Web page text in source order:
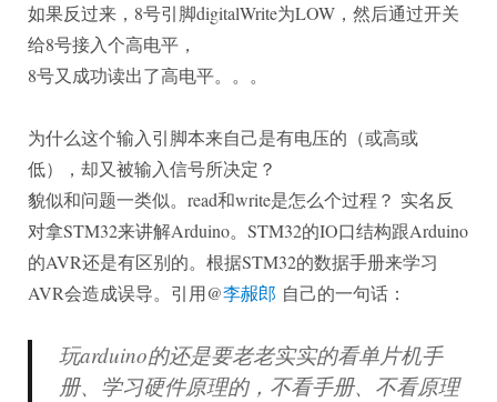
如果反过来，8号引脚digitalWrite为LOW，然后通过开关
给8号接入个高电平，
8号又成功读出了高电平。。。
为什么这个输入引脚本来自己是有电压的（或高或
低），却又被输入信号所决定？
貌似和问题一类似。read和write是怎么个过程？ 实名反
对拿STM32来讲解Arduino。STM32的IO口结构跟Arduino
的AVR还是有区别的。根据STM32的数据手册来学习
AVR会造成误导。引用@李赧郎 自己的一句话：
玩arduino的还是要老老实实的看单片机手
册、学习硬件原理的，不看手册、不看原理